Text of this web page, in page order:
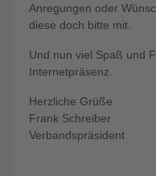
Anregungen oder
diese doch bitte mit.
Und nun viel Spaß und
Internetpräsenz.
Herzliche Grüße
Frank Schreiber
Verbandspräsident